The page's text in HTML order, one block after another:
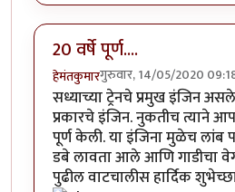
20 वर्षे पूर्ण....
हेमंतकुमारगुरुवार, 14/05/2020
सध्याच्या ट्रेनचे प्रमुख इंजिन
प्रकारचे इंजिन. नुकतीच त्याने
पूर्ण केली. या इंजिना मुळेच लांब
डबे लावता आले आणि गाडीचा
पुढील वाटचालीस हार्दिक